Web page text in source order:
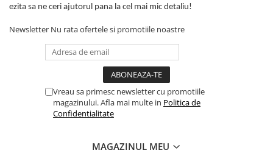
ezita sa ne ceri ajutorul pana la cel mai mic detaliu!
Newsletter Nu rata ofertele si promotiile noastre
Vreau sa primesc newsletter cu promotiile
magazinului. Afla mai multe in Politica de
Confidentialitate
MAGAZINUL MEU